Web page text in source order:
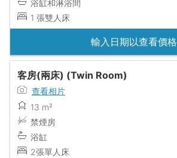
浴缸和淋浴間
1 張雙人床
輸入日期以查看價格
客房(兩床) (Twin Room)
查看相片
13 m²
禁煙房
浴缸
2張單人床